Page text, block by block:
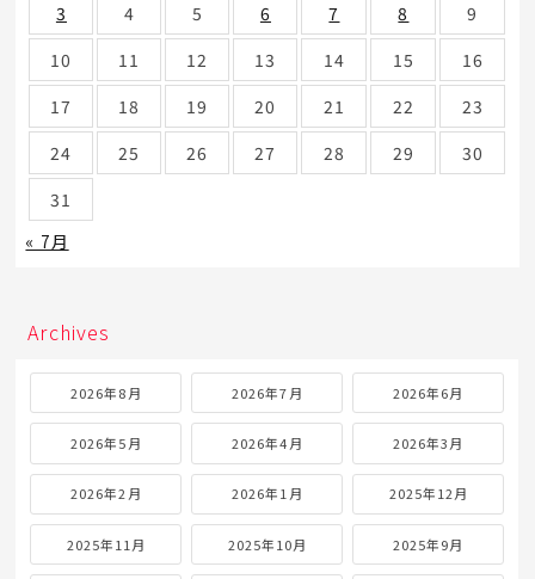
3
4 5 6 7 8
9
10
11 12 13 14 15
16
17
18 19 20 21 22
23
24
25 26 27 28 29
30
31
« 7月
Archives
2026年8月 2026年7月 2026年6月
2026年5月 2026年4月 2026年3月
2026年2月 2026年1月 2025年12月
2025年11月 2025年10月 2025年9月